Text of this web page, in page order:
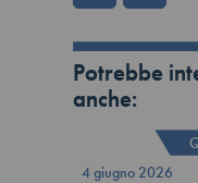
Potrebbe
anche:
4 giugno 2026